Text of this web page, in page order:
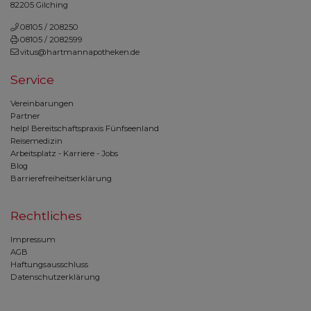
82205 Gilching
08105 / 208250
08105 / 2082599
vitus@hartmannapotheken.de
Service
Vereinbarungen
Partner
help! Bereitschaftspraxis Fünfseenland
Reisemedizin
Arbeitsplatz - Karriere - Jobs
Blog
Barrierefreiheitserklärung
Rechtliches
Impressum
AGB
Haftungsausschluss
Datenschutzerklärung